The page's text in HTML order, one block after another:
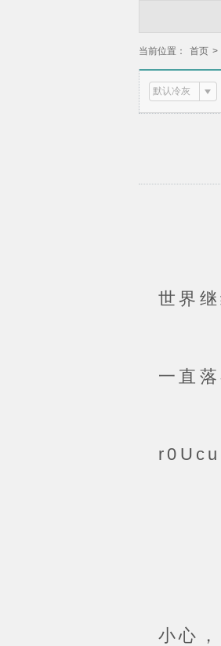
当前位置： 首页 >
默认冷灰
强
雨势
世界
赵惜
一直
“妈
踩着
可恶
赵惜
小心